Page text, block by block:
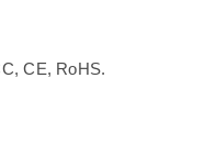
CE, RoHS.